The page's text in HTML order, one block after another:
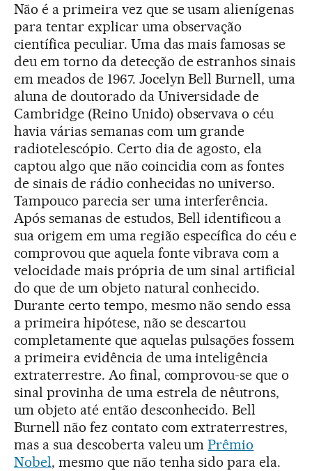
Não é a primeira vez que se usam alienígenas
para tentar explicar uma observação
científica peculiar. Uma das mais famosas se
deu em torno da detecção de estranhos sinais
em meados de 1967. Jocelyn Bell Burnell, uma
aluna de doutorado da Universidade de
Cambridge (Reino Unido) observava o céu
havia várias semanas com um grande
radiotelescópio. Certo dia de agosto, ela
captou algo que não coincidia com as fontes
de sinais de rádio conhecidas no universo.
Tampouco parecia ser uma interferência.
Após semanas de estudos, Bell identificou a
sua origem em uma região específica do céu e
comprovou que aquela fonte vibrava com a
velocidade mais própria de um sinal artificial
do que de um objeto natural conhecido.
Durante certo tempo, mesmo não sendo essa
a primeira hipótese, não se descartou
completamente que aquelas pulsações fossem
a primeira evidência de uma inteligência
extraterrestre. Ao final, comprovou-se que o
sinal provinha de uma estrela de nêutrons,
um objeto até então desconhecido. Bell
Burnell não fez contato com extraterrestres,
mas a sua descoberta valeu umPrêmio
Nobel, mesmo que não tenha sido para ela.